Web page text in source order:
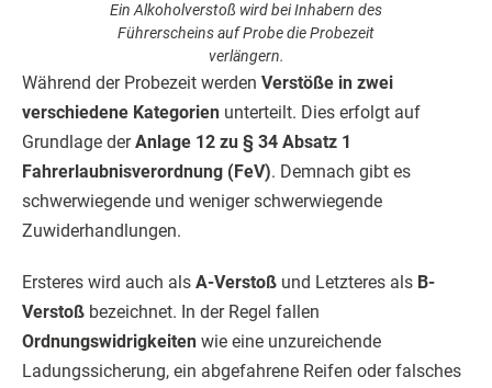
Ein Alkoholverstoß wird bei Inhabern des
Führerscheins auf Probe die Probezeit
verlängern.
Während der Probezeit werden Verstöße in zwei
verschiedene Kategorien unterteilt. Dies erfolgt auf
Grundlage derAnlage 12 zu § 34 Absatz 1
Fahrerlaubnisverordnung (FeV). Demnach gibt es
schwerwiegende und weniger schwerwiegende
Zuwiderhandlungen.
Ersteres wird auch als A-Verstoß und Letzteres als B-
Verstoß bezeichnet. In der Regel fallen
Ordnungswidrigkeiten wie eine unzureichende
Ladungssicherung, ein abgefahrene Reifen oder falsches